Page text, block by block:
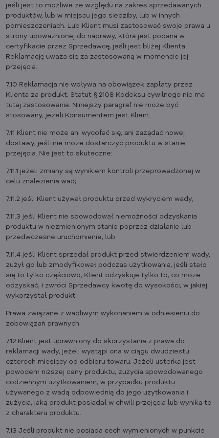
jeśli jest to możliwe ze względu na zakres sprzedawanych
produktów, lub w miejscu jego siedziby, lub w innych
pomieszczeniach. Lub Klient musi zastosować swoje prawa u
strony upoważnionej do naprawy, która jest podana w
certyfikacie przez Sprzedawcę, jeśli jest bliżej Klienta.
Reklamację uważa się za zastosowaną w momencie jej
przejęcia.
7.10 Reklamacja nie wpływa na obowiązek zapłaty przez
Klienta za produkt. Statut § 2108 Kodeksu cywilnego nie ma
tutaj zastosowania. Niniejszy paragraf nie może być
stosowany, jeżeli Konsumentem jest Klient.
7.11 Klient nie może ani wycofać się, ani zażądać nowej
dostawy, jeśli nie może dostarczyć produktu w stanie
przejęcia. Nie jest to skuteczne:
7.11.1 jeżeli zmiany są wynikiem kontroli przeprowadzonej w
celu znalezienia wad;
7.11.2 jeśli Klient używał produktu przed wykryciem wady;
7.11.3 jeśli Klient nie spowodował niemożności odzyskania
produktu w niezmienionym stanie poprzez działanie lub
przedwczesne uruchomienie, lub
7.11.4 jeśli Klient sprzedał produkt przed stwierdzeniem wady,
zużył go lub zmodyfikował podczas użytkowania, jeśli stało
się to tylko częściowo, Klient odzyskuje tylko to, co może
odzyskać, i zwróci Sprzedawcy kwotę do wysokości, w jakiej
wykorzystał produkt.
Prawa związane z wadliwym wykonaniem w odniesieniu do
zobowiązań prawnych
7.12 Klient jest uprawniony do skorzystania z prawa do
reklamacji wady, jeżeli wystąpi ona w ciągu dwudziestu
czterech miesięcy od odbioru towaru. Jeżeli usterka jest
powodem niższej ceny produktu, zużycia spowodowanego
codziennym użytkowaniem, w przypadku produktu
używanego z wadą odpowiednią do jego użytkowania i
zużycia, jaką produkt posiadał w chwili przejęcia lub wynika to
z charakteru produktu.
7.13 Jeśli produkt nie posiada cech wymienionych w punkcie